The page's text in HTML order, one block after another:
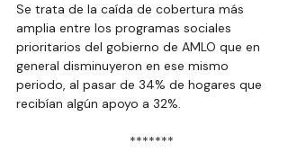
Se trata de la caída de cobertura más
amplia entre los programas sociales
prioritarios del gobierno de AMLO que en
general disminuyeron en ese mismo
periodo, al pasar de 34% de hogares que
recibían algún apoyo a 32%.
*******